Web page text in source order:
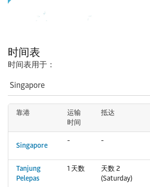
时间表
时间表用于：
靠港
运输
时间
抵达
Singapore
- -
Tanjung
Pelepas
1 天数
天数 2
(Saturday)